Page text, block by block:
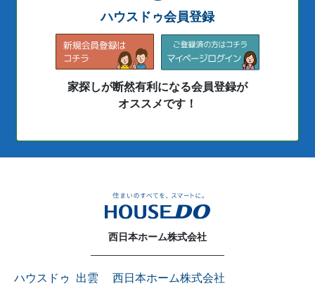
ハウスドゥ会員登録
家探しが断然有利になる会員登録が
オススメです！
西日本ホーム株式会社
ハウスドゥ 出雲 西日本ホーム株式会社